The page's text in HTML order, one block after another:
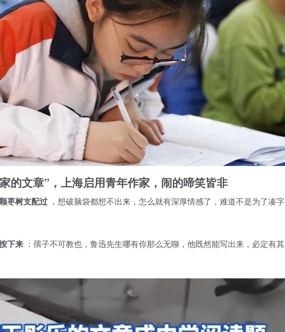
的文章”，上海启用青年作家，闹的啼笑皆非
枣树支配过 ，想破脑袋都想不出来，怎么就有深厚情感了，难道不是为了凑字
下来 ：孺子不可教也，鲁迅先生哪有你那么无聊，他既然能写出来，必定有其